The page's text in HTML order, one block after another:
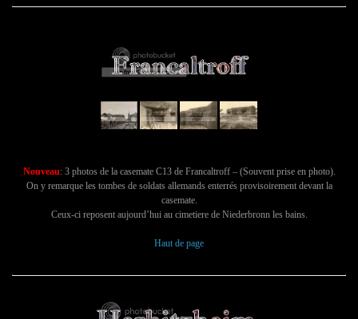
Nouveau: 3 photos de la casemate C13 de Francaltroff – (Souvent prise en photo).
On y remarque les tombes de soldats allemands enterrés provisoirement devant la
casemate.
Ceux-ci reposent aujourd’hui au cimetiere de Niederbronn les bains.
Haut de page